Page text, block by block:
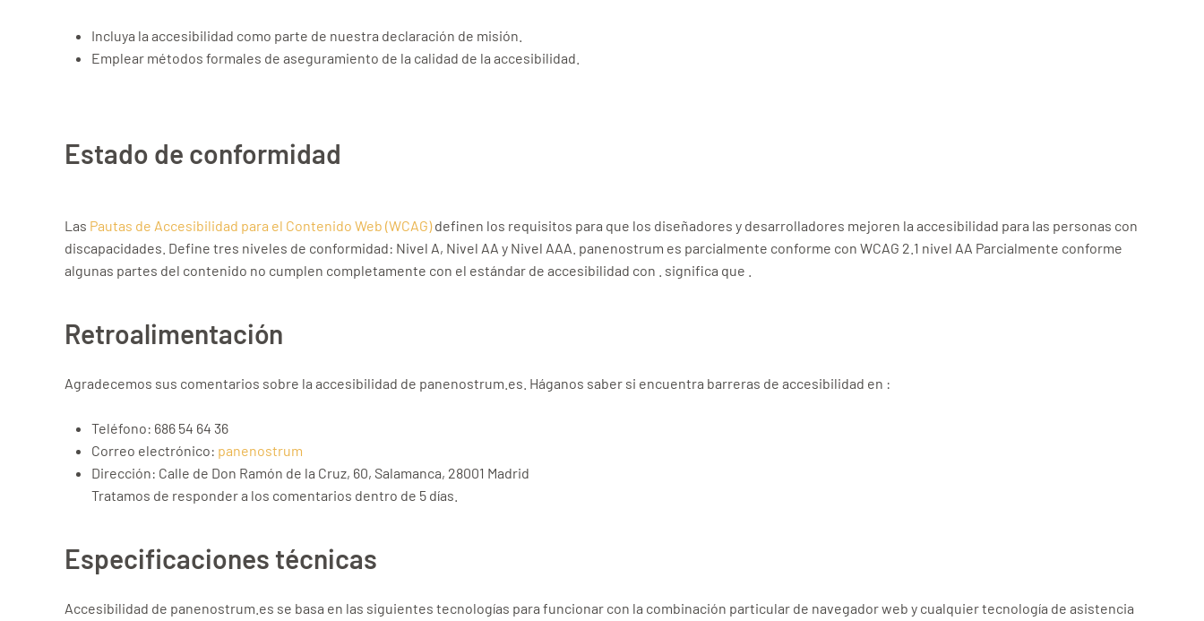
Incluya la accesibilidad como parte de nuestra declaración de misión.
Emplear métodos formales de aseguramiento de la calidad de la accesibilidad.
Estado de conformidad
Las Pautas de Accesibilidad para el Contenido Web (WCAG)definen los requisitos para que los diseñadores y desarrolladores mejoren la accesibilidad para las personas con
discapacidades. Define tres niveles de conformidad: Nivel A, Nivel AA y Nivel AAA. panenostrum es parcialmente conforme con WCAG 2.1 nivel AA Parcialmente conforme
algunas partes del contenido no cumplen completamente con el estándar de accesibilidad con . significa que .
Retroalimentación
Agradecemos sus comentarios sobre la accesibilidad de panenostrum.es. Háganos saber si encuentra barreras de accesibilidad en :
Teléfono: 686 54 64 36
Correo electrónico: panenostrum
Dirección: Calle de Don Ramón de la Cruz, 60, Salamanca, 28001 Madrid
Tratamos de responder a los comentarios dentro de 5 días.
Especificaciones técnicas
Accesibilidad de panenostrum.es se basa en las siguientes tecnologías para funcionar con la combinación particular de navegador web y cualquier tecnología de asistencia